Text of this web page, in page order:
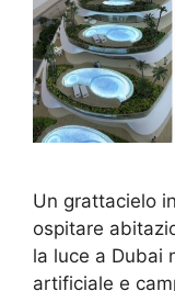
Un grattacielo
ospitare
la luce a Dubai
artificiale e